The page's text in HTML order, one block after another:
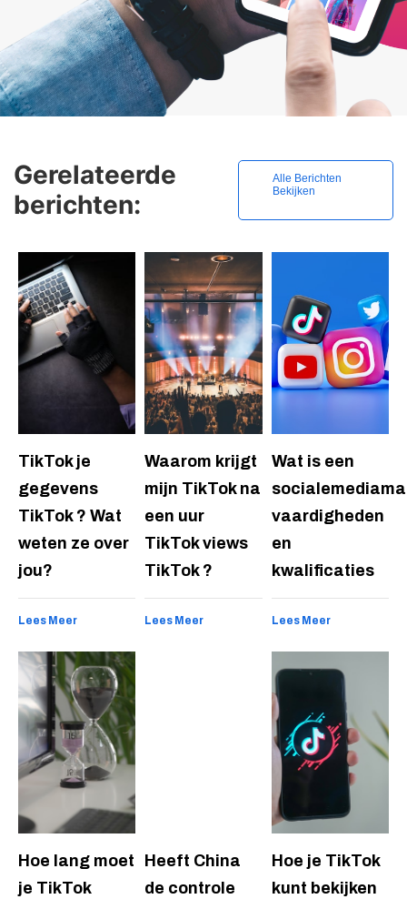
Gerelateerde
berichten:
Alle Berichten
Bekijken
TikTok je
gegevens
TikTok ? Wat
weten ze over
jou?
Lees Meer
Waarom krijgt
mijn TikTok na
een uur
TikTok views
TikTok ?
Lees Meer
Wat is een
vaardigheden
en
kwalificaties
Lees Meer
Hoe lang moet
je TikTok
Heeft China
de controle
Hoe je TikTok
kunt bekijken